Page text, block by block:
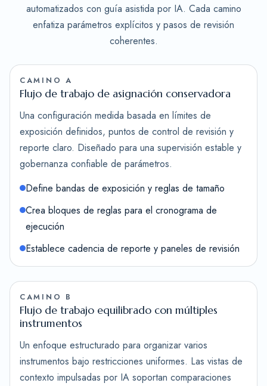
automatizados con guía asistida por IA. Cada camino
enfatiza parámetros explícitos y pasos de revisión
coherentes.
CAMINO A
Flujo de trabajo de asignación conservadora
Una configuración medida basada en límites de
exposición definidos, puntos de control de revisión y
reporte claro. Diseñado para una supervisión estable y
gobernanza confiable de parámetros.
Define bandas de exposición y reglas de tamaño
Crea bloques de reglas para el cronograma de
ejecución
Establece cadencia de reporte y paneles de revisión
CAMINO B
Flujo de trabajo equilibrado con múltiples
instrumentos
Un enfoque estructurado para organizar varios
instrumentos bajo restricciones uniformes. Las vistas de
contexto impulsadas por IA soportan comparaciones